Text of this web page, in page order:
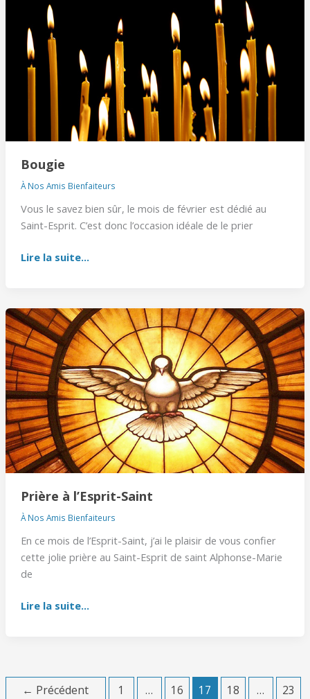
Bougie
À Nos Amis Bienfaiteurs
Vous le savez bien sûr, le mois de février est dédié au
Saint-Esprit. C’est donc l’occasion idéale de le prier
Lire la suite...
Prière à l’Esprit-Saint
À Nos Amis Bienfaiteurs
En ce mois de l’Esprit-Saint, j’ai le plaisir de vous confier
cette jolie prière au Saint-Esprit de saint Alphonse-Marie
de
Prière
à
l’Esprit-
Saint
Lire la suite...
← Précédent 1 … 16 17 18 …
23